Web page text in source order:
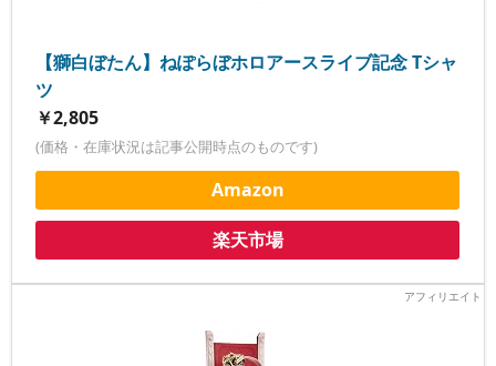
【獅白ぼたん】ねぽらぼホロアースライブ記念 Tシャ
ツ
￥2,805
(価格・在庫状況は記事公開時点のものです)
Amazon
楽天市場